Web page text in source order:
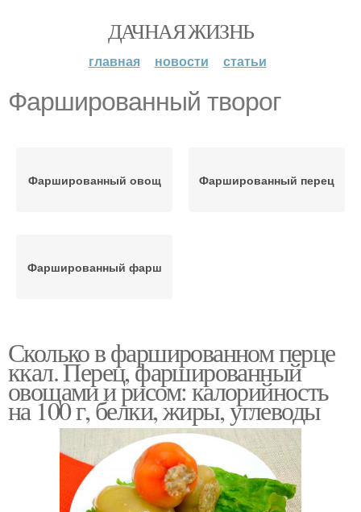
ДАЧНАЯ ЖИЗНЬ
главная новости статьи
Фаршированный творог
Фаршированный овощ Фаршированный перец
Фаршированный фарш
Сколько в фаршированном перце
ккал. Перец, фаршированный
овощами и рисом: калорийность
на 100 г, белки, жиры, углеводы